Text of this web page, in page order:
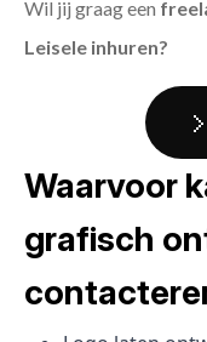
Wil jij graag een
Leisele inhuren?
Waarvoor
grafisch